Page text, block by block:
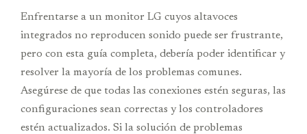
Enfrentarse a un monitor LG cuyos altavoces
integrados no reproducen sonido puede ser frustrante,
pero con esta guía completa, debería poder identificar y
resolver la mayoría de los problemas comunes.
Asegúrese de que todas las conexiones estén seguras, las
configuraciones sean correctas y los controladores
estén actualizados. Si la solución de problemas